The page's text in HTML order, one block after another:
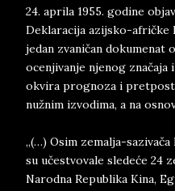
24. aprila 1955. godine
Deklaracija azijsko-afričke
jedan zvaničan dokumenat
ocenjivanje njenog značaja
okvira prognoza i
nužnim izvodima, a na
„(…) Osim zemalja-
su učestvovale sledeće 24
Narodna Republika Kina,